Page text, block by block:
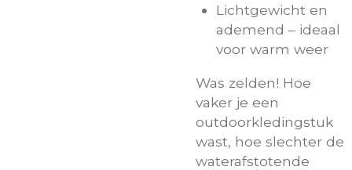
Lichtgewicht en
ademend – ideaal
voor warm weer
Was zelden! Hoe
vaker je een
outdoorkledingstuk
wast, hoe slechter de
waterafstotende